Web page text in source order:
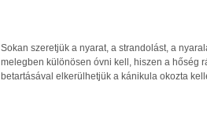
Sokan szeretjük a nyarat, a strandolást, a
melegben különösen óvni kell, hiszen a hőség
betartásával elkerülhetjük a kánikula okozta